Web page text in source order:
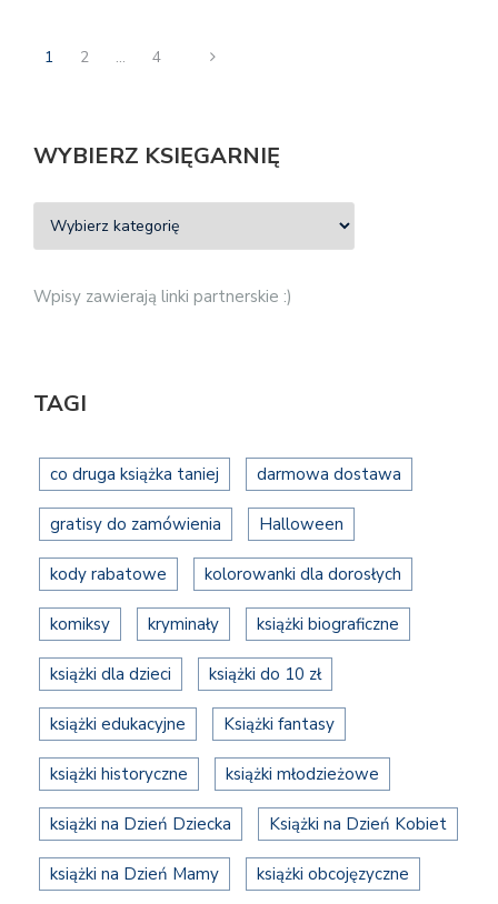
1 2 … 4
WYBIERZ KSIĘGARNIĘ
Wpisy zawierają linki partnerskie :)
TAGI
co druga książka taniej darmowa dostawa
gratisy do zamówienia Halloween
kody rabatowe kolorowanki dla dorosłych
komiksy kryminały książki biograficzne
książki dla dzieci książki do 10 zł
książki edukacyjne Książki fantasy
książki historyczne książki młodzieżowe
książki na Dzień Dziecka Książki na Dzień Kobiet
książki na Dzień Mamy książki obcojęzyczne